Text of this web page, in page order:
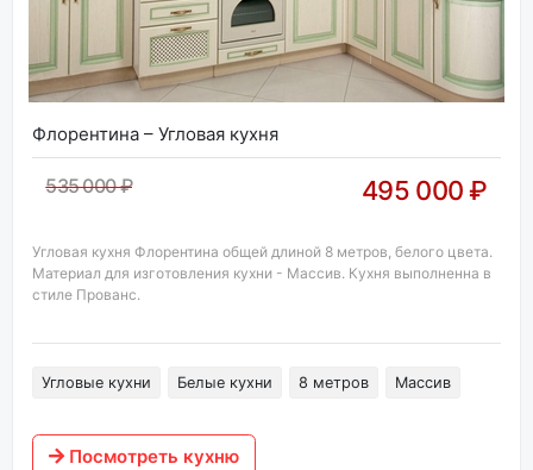
Флорентина – Угловая кухня
535 000 ₽ 495 000 ₽
Угловая кухня Флорентина общей длиной 8 метров, белого цвета.
Материал для изготовления кухни - Массив. Кухня выполненна в
стиле Прованс.
Угловые кухни Белые кухни 8 метров Массив
Посмотреть кухню